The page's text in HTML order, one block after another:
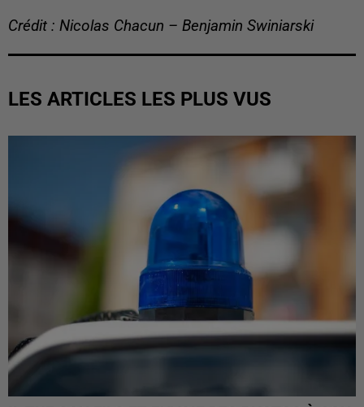
Crédit : Nicolas Chacun – Benjamin Swiniarski
LES ARTICLES LES PLUS VUS